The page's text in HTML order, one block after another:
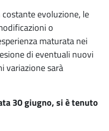
evoluzione, le
o
maturata nei
di eventuali nuovi
variazione sarà
30 giugno, si è tenuto